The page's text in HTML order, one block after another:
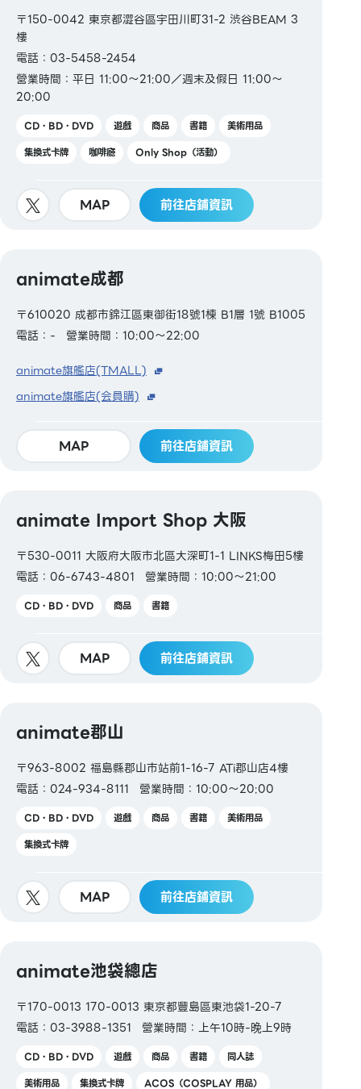
〒150-0042 東京都澀谷區宇田川町31-2 渋谷BEAM 3
樓
電話：03-5458-2454
營業時間：平日 11:00～21:00／週末及假日 11:00～
20:00
CD・BD・DVD 遊戲 商品 書籍
美術用品
集換式卡牌
咖啡廳 Only Shop（活動）
MAP 前往店鋪資訊
animate成都
〒610020 成都市錦江區東御街18號1棟 B1層 1號 B1005
電話：-
營業時間：10:00～22:00
animate旗艦店(TMALL)
animate旗艦店(会員購)
MAP 前往店鋪資訊
animate Import Shop 大阪
〒530-0011 大阪府大阪市北區大深町1-1 LINKS梅田5樓
電話：06-6743-4801
營業時間：10:00～21:00
CD・BD・DVD 商品 書籍
MAP 前往店鋪資訊
animate郡山
〒963-8002 福島縣郡山市站前1-16-7 ATi郡山店4樓
電話：024-934-8111
營業時間：10:00～20:00
CD・BD・DVD 遊戲 商品 書籍
美術用品
集換式卡牌
MAP 前往店鋪資訊
animate池袋總店
〒170-0013 170-0013 東京都豐島區東池袋1-20-7
電話：03-3988-1351
營業時間：上午10時-晚上9時
CD・BD・DVD 遊戲 商品 書籍
同人誌
美術用品
集換式卡牌 ACOS（COSPLAY 用品）